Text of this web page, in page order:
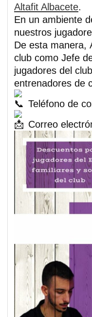
Altafit Albacete.
En un ambiente
nuestros
De esta manera,
club como Jefe
jugadores del
entrenadores de
Teléfono de
Correo